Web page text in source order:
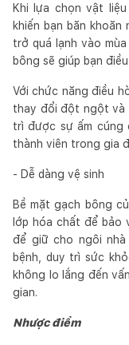
Khi lựa chọn vật
khiến bạn băn
trở quá lạnh vào
bông sẽ giúp bạn điều
Với chức năng điều
thay đổi đột ngột và
trì được sự ấm cúng
thành viên trong gia
- Dễ dàng vệ sinh
Bề mặt gạch bông
lớp hóa chất để bảo
để giữ cho ngôi nhà
bệnh, duy trì sức
không lo lắng đến
gian.
Nhược điểm